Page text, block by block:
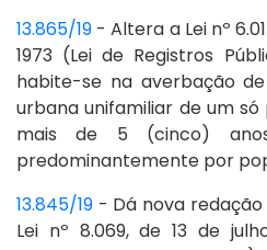
13.865/19 - Altera a Lei nº
1973 (Lei de Registros
habite-se na averbação
urbana unifamiliar de um
mais de 5 (cinco)
predominantemente por
13.845/19 - Dá nova
Lei nº 8.069, de 13 de